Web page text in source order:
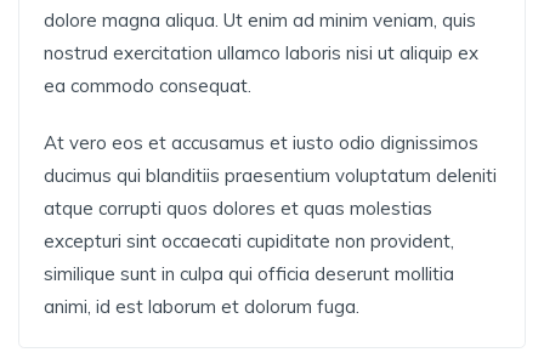
dolore magna aliqua. Ut enim ad minim veniam, quis
nostrud exercitation ullamco laboris nisi ut aliquip ex
ea commodo consequat.
At vero eos et accusamus et iusto odio dignissimos
ducimus qui blanditiis praesentium voluptatum deleniti
atque corrupti quos dolores et quas molestias
excepturi sint occaecati cupiditate non provident,
similique sunt in culpa qui officia deserunt mollitia
animi, id est laborum et dolorum fuga.